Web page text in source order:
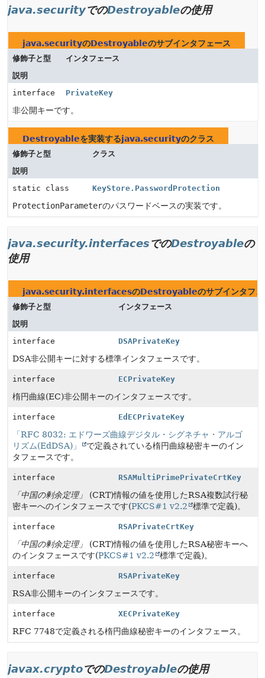
java.securityでのDestroyableの使用
java.securityのDestroyableのサブインタフェース
修飾子と型
インタフェース
説明
interface
PrivateKey
非公開キーです。
Destroyableを実装するjava.securityのクラス
修飾子と型
クラス
説明
static class
KeyStore.PasswordProtection
ProtectionParameterのパスワードベースの実装です。
java.security.interfacesでのDestroyableの
使用
java.security.interfacesのDestroyableのサブインタフ
修飾子と型
インタフェース
説明
interface
DSAPrivateKey
DSA非公開キーに対する標準インタフェースです。
interface ECPrivateKey
楕円曲線(EC)非公開キーのインタフェースです。
interface EdECPrivateKey
「RFC 8032: エドワーズ曲線デジタル・シグネチャ・アルゴ
リズム(EdDSA)」
で定義されている楕円曲線秘密キーのイン
タフェースです。
interface RSAMultiPrimePrivateCrtKey
「中国の剰余定理」
(CRT)情報の値を使用したRSA複数試行秘
密キーへのインタフェースです(PKCS#1 v2.2 標準で定義)。
interface RSAPrivateCrtKey
「中国の剰余定理」
(CRT)情報の値を使用したRSA秘密キーへ
のインタフェースです(PKCS#1 v2.2 標準で定義)。
interface RSAPrivateKey
RSA非公開キーのインタフェースです。
interface XECPrivateKey
RFC 7748で定義される楕円曲線秘密キーのインタフェース。
javax.cryptoでのDestroyableの使用